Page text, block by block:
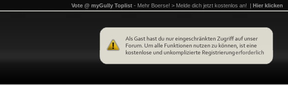
Vote @ myGully Toplist - Mehr Boerse! > Melde dich jetzt kostenlos an! | Hier klicken